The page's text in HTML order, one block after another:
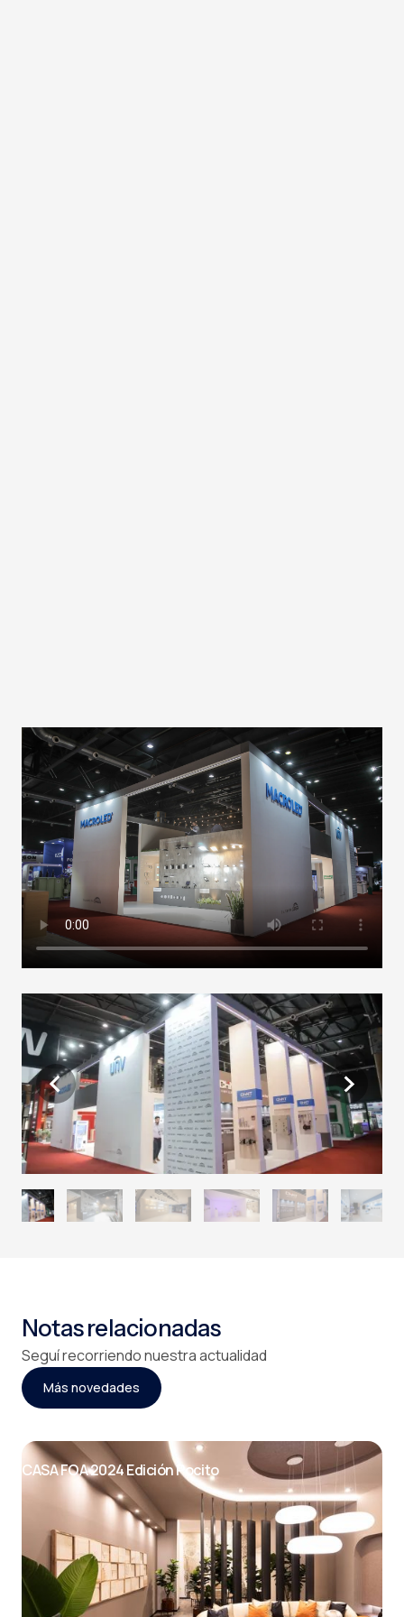
Notas relacionadas
Seguí recorriendo nuestra actualidad
Más novedades
CASA FOA 2024 Edición Pocito